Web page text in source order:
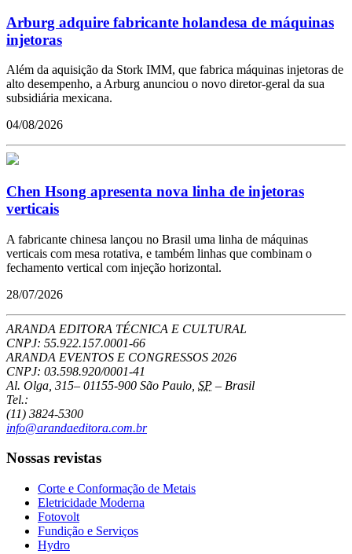
Arburg adquire fabricante holandesa de máquinas
injetoras
Além da aquisição da Stork IMM, que fabrica máquinas injetoras de
alto desempenho, a Arburg anunciou o novo diretor-geral da sua
subsidiária mexicana.
04/08/2026
Chen Hsong apresenta nova linha de injetoras
verticais
A fabricante chinesa lançou no Brasil uma linha de máquinas
verticais com mesa rotativa, e também linhas que combinam o
fechamento vertical com injeção horizontal.
28/07/2026
ARANDA EDITORA TÉCNICA E CULTURAL
CNPJ: 55.922.157.0001-66
ARANDA EVENTOS E CONGRESSOS 2026
CNPJ: 03.598.920/0001-41
Al. Olga, 315– 01155-900 São Paulo SP – Brasil
Tel.:
(11) 3824-5300
info@arandaeditora.com.br
Nossas revistas
Corte e Conformação de Metais
Eletricidade Moderna
Fotovolt
Fundição e Serviços
Hydro